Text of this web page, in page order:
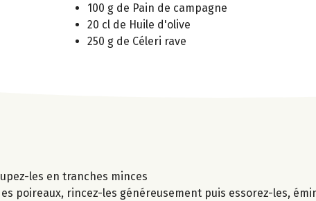
100 g de Pain de campagne
20 cl de Huile d'olive
250 g de Céleri rave
les en tranches minces
poireaux, rincez-les généreusement puis essorez-les,